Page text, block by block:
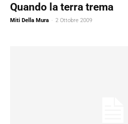
Quando la terra trema
Miti Della Mura - 2 Ottobre 2009